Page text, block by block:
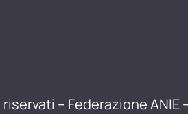
– Federazione ANIE –